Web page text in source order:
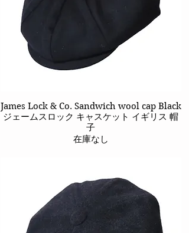
クイックビュー
James Lock & Co. Sandwich wool cap Black
ジェームスロック キャスケット イギリス 帽
子
在庫なし